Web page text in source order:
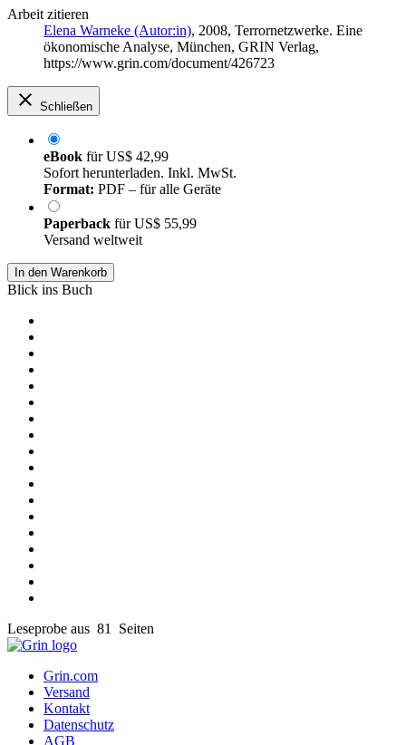
Arbeit zitieren
Elena Warneke (Autor:in), 2008, Terrornetzwerke. Eine
ökonomische Analyse, München, GRIN Verlag,
https://www.grin.com/document/426723
Schließen
eBook fürUS$ 42,99
Sofort herunterladen. Inkl. MwSt.
Format: PDF – für alle Geräte
Paperback fürUS$ 55,99
Versand weltweit
In den Warenkorb
Blick ins Buch
Leseprobe aus 81 Seiten
Grin.com
Versand
Kontakt
Datenschutz
AGB